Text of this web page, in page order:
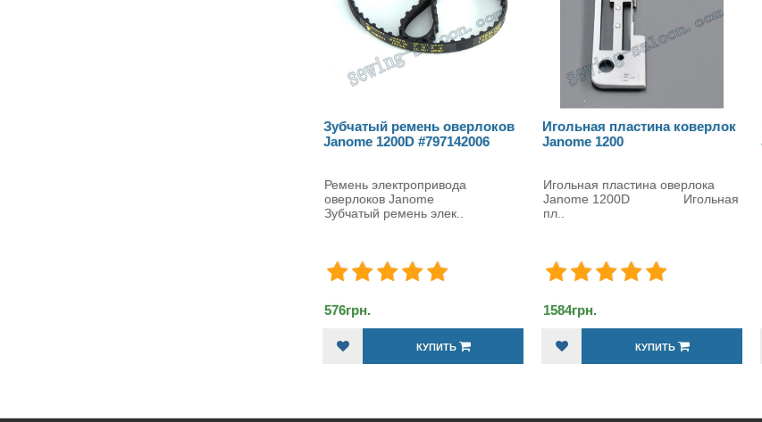
Игольная пластина коверлок
Janome 1200
Игольная пластина оверлока
Janome 1200D Игольная
пл..
1584грн.
КУПИТЬ
Нижний нож коверлока
Janome 1200D
Нижний нож на Janome 1200D
Нижний нож коверлока Janome
1200грн.
КУПИТЬ